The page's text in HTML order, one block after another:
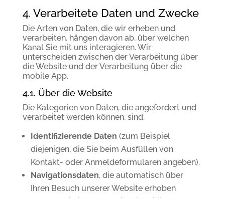
4. Verarbeitete Daten und Zwecke
Die Arten von Daten, die wir erheben und
verarbeiten, hängen davon ab, über welchen
Kanal Sie mit uns interagieren. Wir
unterscheiden zwischen der Verarbeitung über
die Website und der Verarbeitung über die
mobile App.
4.1. Über die Website
Die Kategorien von Daten, die angefordert und
verarbeitet werden können, sind:
Identifizierende Daten (zum Beispiel
diejenigen, die Sie beim Ausfüllen von
Kontakt- oder Anmeldeformularen angeben).
Navigationsdaten, die automatisch über
Ihren Besuch unserer Website erhoben